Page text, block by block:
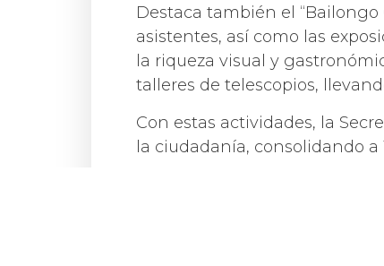
Destaca también el
asistentes, así como las
la riqueza visual y
talleres de telescopios,
Con estas actividades, la
la ciudadanía, consolidando